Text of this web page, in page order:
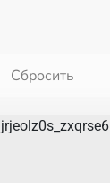
Сбросить